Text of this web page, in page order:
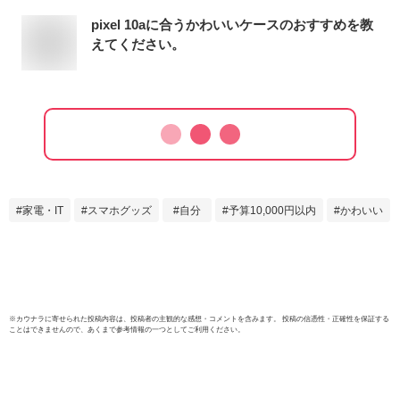
pixel 10aに合うかわいいケースのおすすめを教
えてください。
家電・IT スマホグッズ 自分 予算10,000円以内 かわいい
※ カウナラに寄せられた投稿内容は、投稿者の主観的な感想・コメントを含みます。 投稿の信憑性・正確性を保証する
ことはできませんので、あくまで参考情報の一つとしてご利用ください。